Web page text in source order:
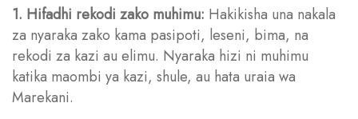
1. Hifadhi rekodi zako muhimu: Hakikisha una nakala
za nyaraka zako kama pasipoti, leseni, bima, na
rekodi za kazi au elimu. Nyaraka hizi ni muhimu
katika maombi ya kazi, shule, au hata uraia wa
Marekani.